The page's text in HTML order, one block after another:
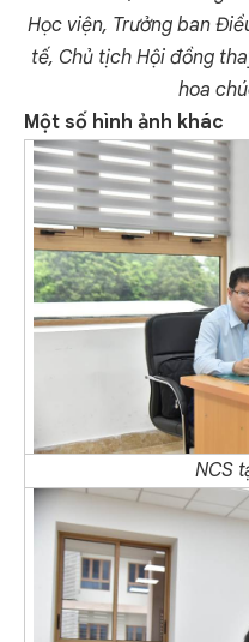
Học viện, Trưởng ban
tế, Chủ tịch Hội đồng
hoa
Một số hình ảnh khác
NCS